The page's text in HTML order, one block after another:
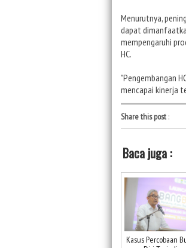
Menurutnya,
dapat
mempengaruhi
HC.
"Pengembangan
mencapai kinerja
Share this post:
Baca juga :
Kasus Percobaan